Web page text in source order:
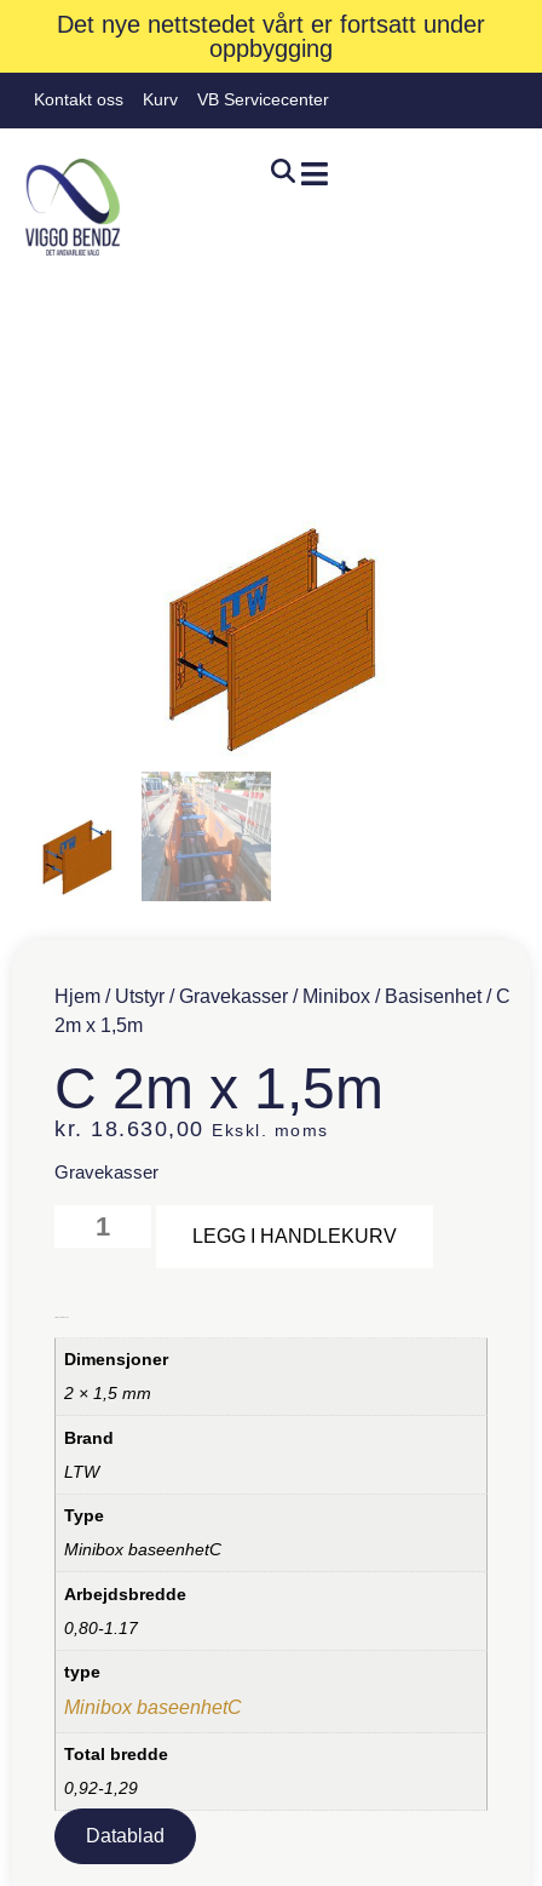
Det nye nettstedet vårt er fortsatt under
oppbygging
Kontakt oss Kurv VB Servicecenter
Hjem / Utstyr /Gravekasser / Minibox / Basisenhet/ C
2m x 1,5m
C 2m x 1,5m
kr. 18.630,00 Ekskl. moms
Gravekasser
LEGG I HANDLEKURV
Dimensjoner
2 × 1,5 mm
Brand
LTW
Type
Minibox baseenhetC
Arbejdsbredde
0,80-1.17
type
Minibox baseenhetC
Total bredde
0,92-1,29
Datablad